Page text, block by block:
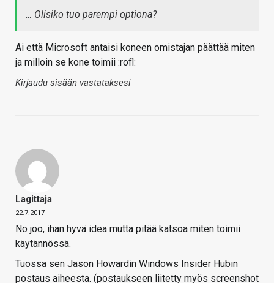
… Olisiko tuo parempi optiona?
Ai että Microsoft antaisi koneen omistajan päättää miten
ja milloin se kone toimii :rofl:
Kirjaudu sisään vastataksesi
Lagittaja
22.7.2017
No joo, ihan hyvä idea mutta pitää katsoa miten toimii
käytännössä.
Tuossa sen Jason Howardin Windows Insider Hubin
postaus aiheesta. (postaukseen liitetty myös screenshot